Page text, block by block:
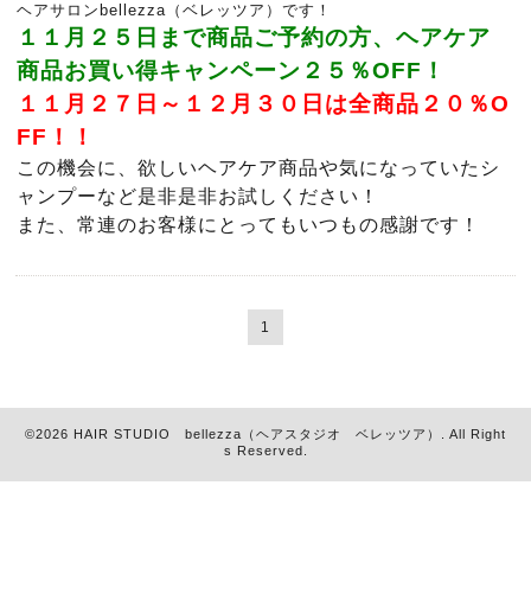
ヘアサロンbellezza（ベレッツア）です！
１１月２５日まで商品ご予約の方、ヘアケア
商品お買い得キャンペーン２５％OFF！
１１月２７日～１２月３０日は全商品２０％O
FF！！
この機会に、欲しいヘアケア商品や気になっていたシ
ャンプーなど是非是非お試しください！
また、常連のお客様にとってもいつもの感謝です！
1
©2026 HAIR STUDIO bellezza（ヘアスタジオ ベレッツア）
. All Right
s Reserved.